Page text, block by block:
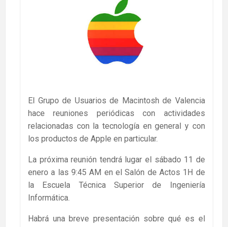
El Grupo de Usuarios de Macintosh de Valencia
hace reuniones periódicas con actividades
relacionadas con la tecnología en general y con
los productos de Apple en particular.
La próxima reunión tendrá lugar el sábado 11 de
enero a las 9:45 AM en el Salón de Actos 1H de
la Escuela Técnica Superior de Ingeniería
Informática.
Habrá una breve presentación sobre qué es el